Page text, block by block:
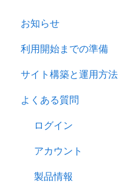
お知らせ
2026年
2025年
2024年
利用開始までの準備
サイト構築と運用方法
会社情報を登録する
製品ページ登録の準備
製品ページを登録する
バイヤーからのメッ
よくある質問
ログイン
アカウント
製品情報